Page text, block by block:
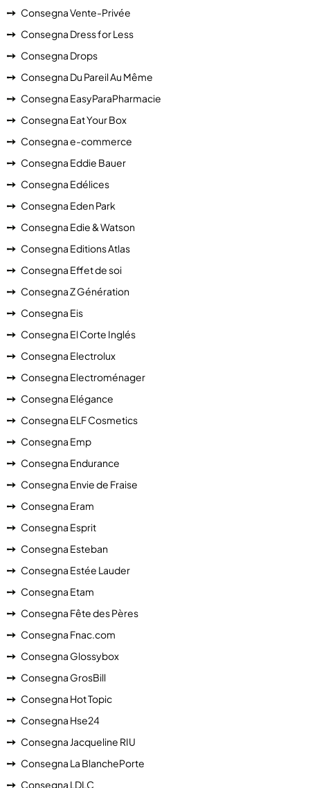
Consegna Vente-Privée
Consegna Dress for Less
Consegna Drops
Consegna Du Pareil Au Même
Consegna EasyParaPharmacie
Consegna Eat Your Box
Consegna e-commerce
Consegna Eddie Bauer
Consegna Edélices
Consegna Eden Park
Consegna Edie & Watson
Consegna Editions Atlas
Consegna Effet de soi
Consegna Z Génération
Consegna Eis
Consegna El Corte Inglés
Consegna Electrolux
Consegna Electroménager
Consegna Elégance
Consegna ELF Cosmetics
Consegna Emp
Consegna Endurance
Consegna Envie de Fraise
Consegna Eram
Consegna Esprit
Consegna Esteban
Consegna Estée Lauder
Consegna Etam
Consegna Fête des Pères
Consegna Fnac.com
Consegna Glossybox
Consegna GrosBill
Consegna Hot Topic
Consegna Hse24
Consegna Jacqueline RIU
Consegna La BlanchePorte
Consegna LDLC